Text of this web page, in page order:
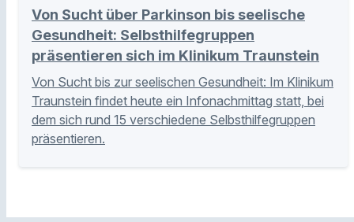
Von Sucht über Parkinson bis seelische
Gesundheit: Selbsthilfegruppen
präsentieren sich im Klinikum Traunstein
Von Sucht bis zur seelischen Gesundheit: Im Klinikum
Traunstein findet heute ein Infonachmittag statt, bei
dem sich rund 15 verschiedene Selbsthilfegruppen
präsentieren.